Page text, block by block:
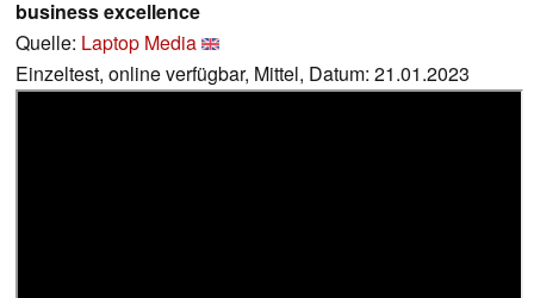
business excellence
Quelle: Laptop Media
Einzeltest, online verfügbar, Mittel, Datum: 21.01.2023